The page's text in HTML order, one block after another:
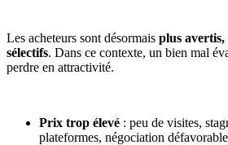
Les acheteurs sont désormais plus
sélectifs. Dans ce contexte, un bien mal
perdre en attractivité.
Prix trop élevé : peu de visites,
plateformes, négociation